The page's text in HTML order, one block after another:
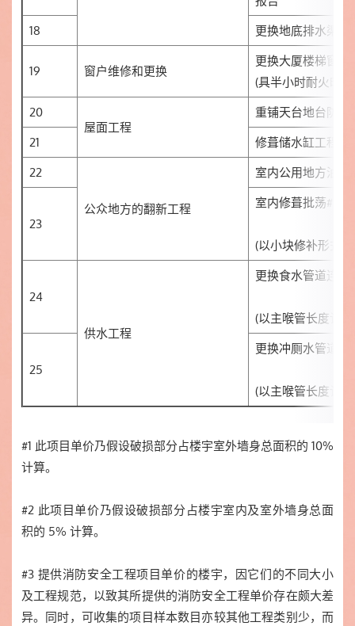
18
更换地底排水渠管
19 窗户维修和更换
更换大厦楼梯窗为
(具半小时耐火时
20
屋面工程
重铺天台地台防水
21
修葺储水缸工程
22
公众地方的翻新工程
室内公用地方油漆
23
室内修葺批荡#4
(以小块修补形式
24
供水工程
更换食水管道连相
(以主喉管长度计
25
更换冲厕水管道连
(以主喉管长度计
#1 此项目单价乃假设破损部分占楼宇室外墙身总面积的 10%
计算。
#2 此项目单价乃假设破损部分占楼宇室内及室外墙身总面
积的 5% 计算。
#3 提供消防安全工程项目单价的楼宇，因它们的不同大小
及工程规范，以致其所提供的消防安全工程单价存在颇大差
异。同时，可收集的项目样本数目亦较其他工程类别少，而